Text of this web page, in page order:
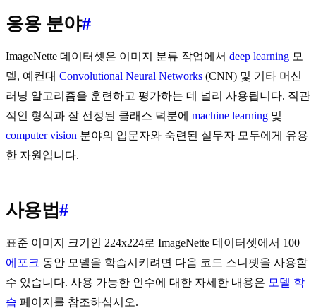
응용 분야#
ImageNette 데이터셋은 이미지 분류 작업에서 deep learning 모
델, 예컨대 Convolutional Neural Networks (CNN) 및 기타 머신
러닝 알고리즘을 훈련하고 평가하는 데 널리 사용됩니다. 직관
적인 형식과 잘 선정된 클래스 덕분에 machine learning 및
computer vision 분야의 입문자와 숙련된 실무자 모두에게 유용
한 자원입니다.
사용법#
표준 이미지 크기인 224x224로 ImageNette 데이터셋에서 100
에포크 동안 모델을 학습시키려면 다음 코드 스니펫을 사용할
수 있습니다. 사용 가능한 인수에 대한 자세한 내용은 모델 학
습 페이지를 참조하십시오.